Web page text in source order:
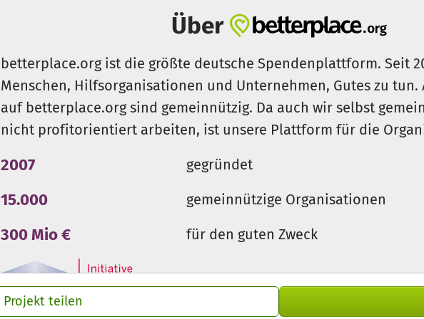
Projekt teilen
Über
betterplace.org ist die größte deutsche Spendenplattform. Seit
Menschen, Hilfsorganisationen und Unternehmen, Gutes zu tun.
auf betterplace.org sind gemeinnützig. Da auch wir selbst
nicht profitorientiert arbeiten, ist unsere Plattform für die
2007 gegründet
15.000 gemeinnützige Organisationen
300 Mio € für den guten Zweck